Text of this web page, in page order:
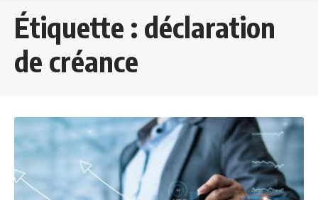
Étiquette : déclaration
de créance